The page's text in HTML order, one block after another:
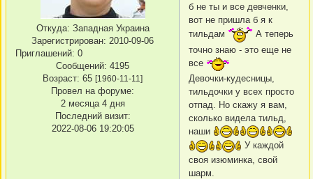
Откуда: Западная Украина
Зарегистрирован: 2010-09-06
Приглашений: 0
Сообщений: 4195
Возраст: 65 [1960-11-11]
Провел на форуме:
2 месяца 4 дня
Последний визит:
2022-08-06 19:20:05
б не ты и все девченки,
вот не пришла б я к
тильдам
А теперь
точно знаю - это еще не
все
Девочки-кудесницы,
тильдочки у всех просто
отпад. Но скажу я вам,
сколько видела тильд,
наши
У каждой
своя изюминка, свой
шарм.